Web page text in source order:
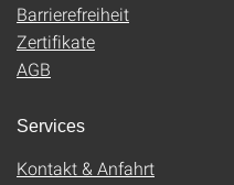
Barrierefreiheit
Zertifikate
AGB
Services
Kontakt & Anfahrt